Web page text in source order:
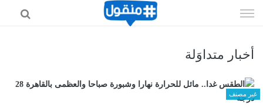
الى
أخبار متداوَلة
غير مصنف